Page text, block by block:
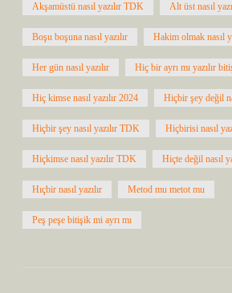
Akşamüstü nasıl yazılır TDK Alt üst nasıl
Boşu boşuna nasıl yazılır Hakim olmak nasıl
Her gün nasıl yazılır Hiç bir ayrı mı yazılır
Hiç kimse nasıl yazılır 2024 Hiçbir şey değil
Hiçbir şey nasıl yazılır TDK Hiçbirisi nasıl
Hiçkimse nasıl yazılır TDK Hiçte değil nasıl
Hıçbir nasıl yazılır Metod mu metot mu
Peş peşe bitişik mi ayrı mı